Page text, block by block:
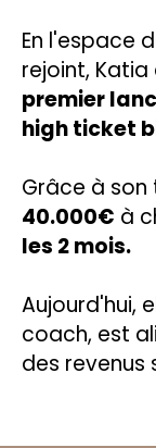
En l'espace
rejoint,
premier
high ticket
Grâce à son
40.000€ à
les 2 mois.
Aujourd'hui,
coach, est
des